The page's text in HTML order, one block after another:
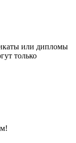
или дипломы
только